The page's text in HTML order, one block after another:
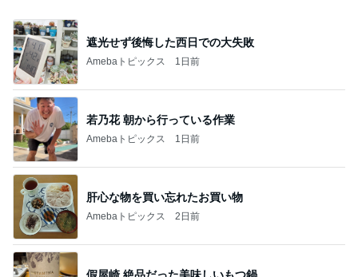
遮光せず後悔した西日での大失敗
Amebaトピックス 1日前
若乃花 朝から行っている作業
Amebaトピックス 1日前
肝心な物を買い忘れたお買い物
Amebaトピックス 2日前
假屋崎 絶品だった美味しいもつ鍋